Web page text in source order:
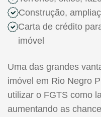
Construção,
Carta de crédito
imóvel
Uma das grandes
imóvel em Rio Negro
utilizar o FGTS como
aumentando as